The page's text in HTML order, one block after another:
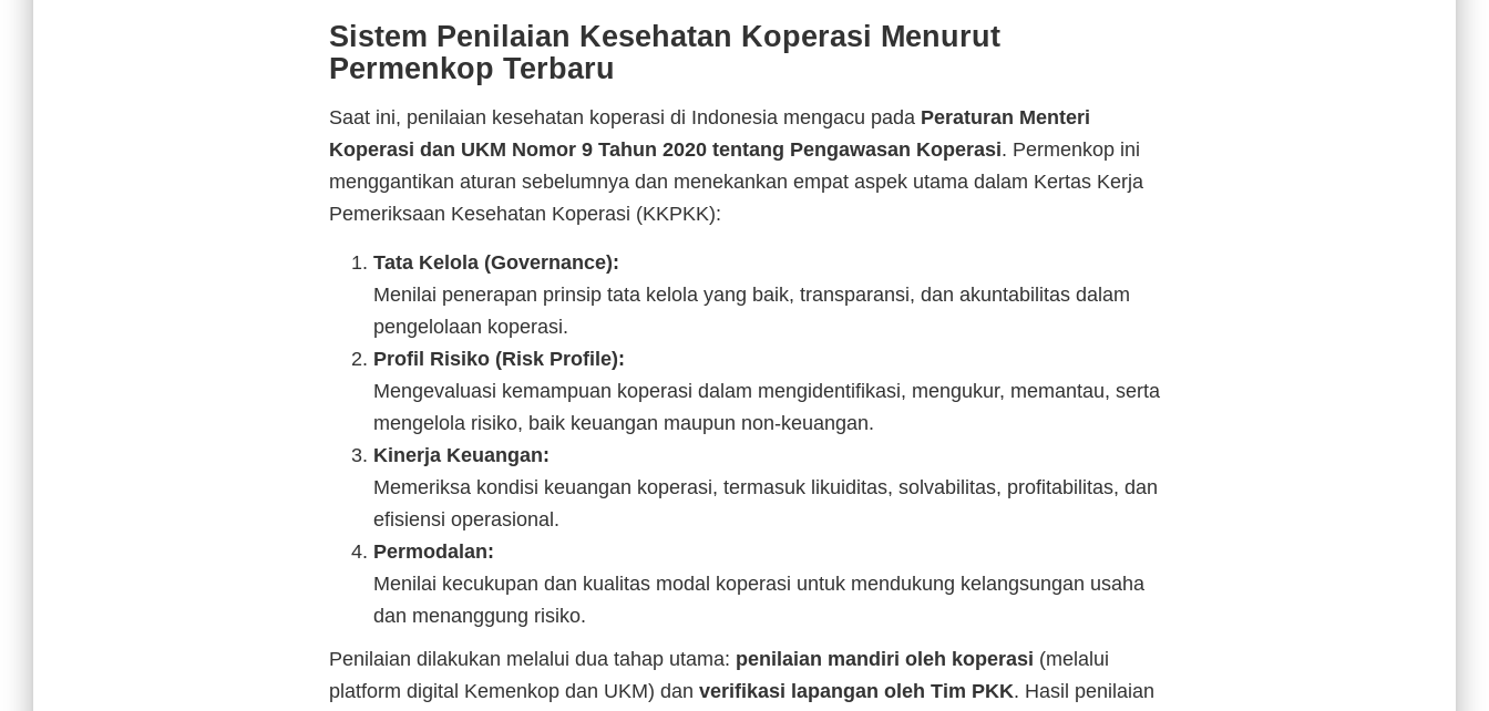
Sistem Penilaian Kesehatan Koperasi Menurut
Permenkop Terbaru
Saat ini, penilaian kesehatan koperasi di Indonesia mengacu pada Peraturan Menteri
Koperasi dan UKM Nomor 9 Tahun 2020 tentang Pengawasan Koperasi. Permenkop ini
menggantikan aturan sebelumnya dan menekankan empat aspek utama dalam Kertas Kerja
Pemeriksaan Kesehatan Koperasi (KKPKK):
Tata Kelola (Governance):
Menilai penerapan prinsip tata kelola yang baik, transparansi, dan akuntabilitas dalam
pengelolaan koperasi.
Profil Risiko (Risk Profile):
Mengevaluasi kemampuan koperasi dalam mengidentifikasi, mengukur, memantau, serta
mengelola risiko, baik keuangan maupun non-keuangan.
Kinerja Keuangan:
Memeriksa kondisi keuangan koperasi, termasuk likuiditas, solvabilitas, profitabilitas, dan
efisiensi operasional.
Permodalan:
Menilai kecukupan dan kualitas modal koperasi untuk mendukung kelangsungan usaha
dan menanggung risiko.
Penilaian dilakukan melalui dua tahap utama: penilaian mandiri oleh koperasi (melalui
platform digital Kemenkop dan UKM) dan verifikasi lapangan oleh Tim PKK. Hasil penilaian